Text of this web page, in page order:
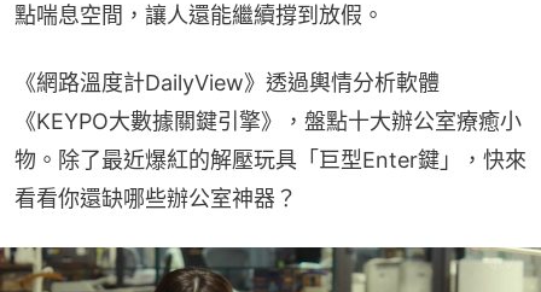
點喘息空間，讓人還能繼續撐到放假。
《網路溫度計DailyView》透過輿情分析軟體
《KEYPO大數據關鍵引擎》，盤點十大辦公室療癒小
物。除了最近爆紅的解壓玩具「巨型Enter鍵」，快來
看看你還缺哪些辦公室神器？